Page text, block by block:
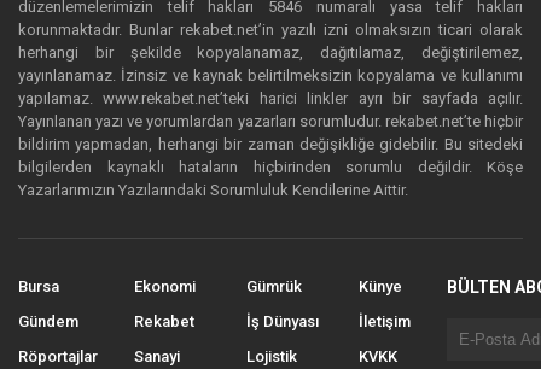
düzenlemelerimizin telif hakları 5846 numaralı yasa telif hakları
korunmaktadır. Bunlar rekabet.net’in yazılı izni olmaksızın ticari olarak
herhangi bir şekilde kopyalanamaz, dağıtılamaz, değiştirilemez,
yayınlanamaz. İzinsiz ve kaynak belirtilmeksizin kopyalama ve kullanımı
yapılamaz. www.rekabet.net’teki harici linkler ayrı bir sayfada açılır.
Yayınlanan yazı ve yorumlardan yazarları sorumludur. rekabet.net’te hiçbir
bildirim yapmadan, herhangi bir zaman değişikliğe gidebilir. Bu sitedeki
bilgilerden kaynaklı hataların hiçbirinden sorumlu değildir. Köşe
Yazarlarımızın Yazılarındaki Sorumluluk Kendilerine Aittir.
Bursa
Gündem
Röportajlar
Ekonomi
Rekabet
Sanayi
Gümrük
İş Dünyası
Lojistik
Künye
İletişim
KVKK
BÜLTEN